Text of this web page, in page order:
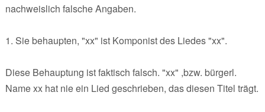
nachweislich falsche Angaben.
1. Sie behaupten, "xx" ist Komponist des Liedes "xx".
Diese Behauptung ist faktisch falsch. "xx" ,bzw. bürgerl.
Name xx hat nie ein Lied geschrieben, das diesen Titel trägt.